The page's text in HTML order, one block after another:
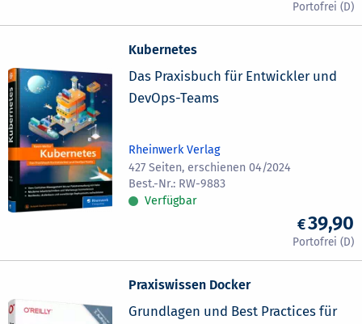
Kubernetes
Das Praxisbuch für Entwickler und
DevOps-Teams
Rheinwerk Verlag
427 Seiten, erschienen 04/2024
RW-9883
Verfügbar
39,90
Praxiswissen Docker
Grundlagen und Best Practices für